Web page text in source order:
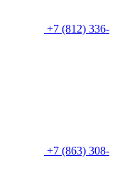
+7 (812) 336-
+7 (863) 308-